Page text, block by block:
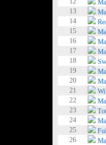
13
14
15
16
17
18
19
20
21
22
23
24
25
26